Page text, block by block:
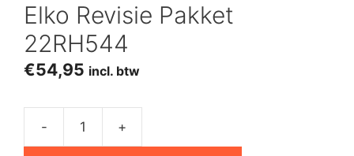
Elko Revisie Pakket
22RH544
€54,95 incl. btw
- +